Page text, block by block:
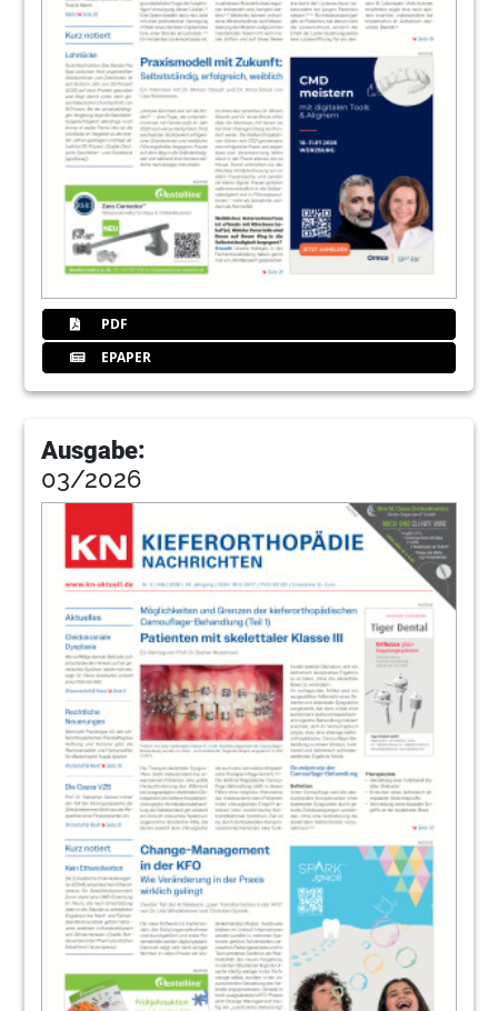
PDF
EPAPER
Ausgabe:
03/2026